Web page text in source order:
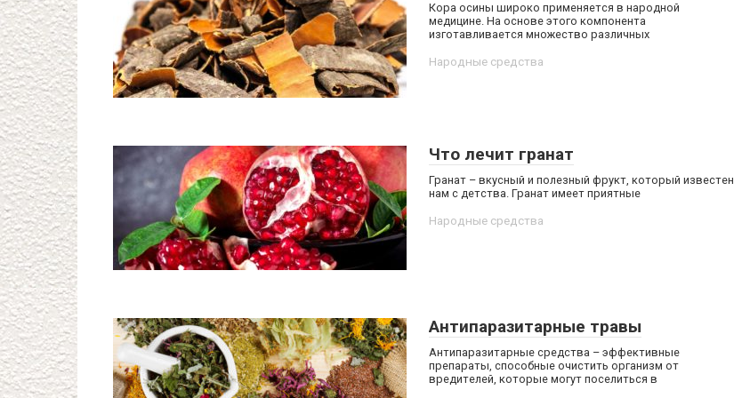
Кора осины широко применяется в народной
медицине. На основе этого компонента
изготавливается множество различных
Народные средства
Что лечит гранат
Гранат – вкусный и полезный фрукт, который известен
нам с детства. Гранат имеет приятные
Народные средства
Антипаразитарные травы
Антипаразитарные средства – эффективные
препараты, способные очистить организм от
вредителей, которые могут поселиться в